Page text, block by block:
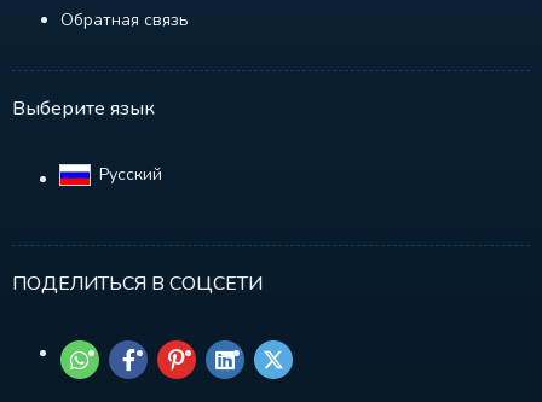
Обратная связь
Выберите язык
Русский‎
ПОДЕЛИТЬСЯ В СОЦСЕТИ